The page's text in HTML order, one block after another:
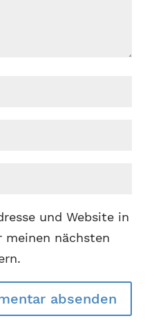
und Website in
meinen nächsten